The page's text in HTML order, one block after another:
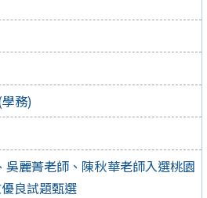
務)
麗菁老師、陳秋華老師入選桃園
良試題甄選